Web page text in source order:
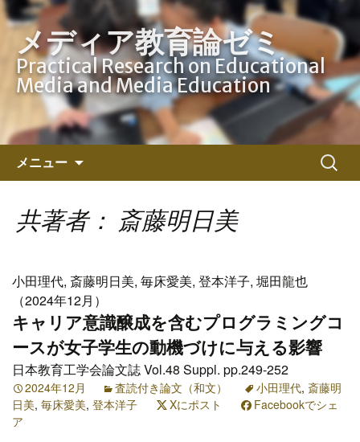
メディア教育論ゼミ
Practical Research on Educational
Media and Media Education
メニュー
ン
ツ
キ
ッ
プ
検
索:
共著者： 斎藤明日美
小田理代, 斎藤明日美, 毎床愛美, 登本洋子, 堀田龍也
（2024年12月）
キャリア意識醸成を含むプログラミングコ
ースが女子学生の動機づけに与える影響
日本教育工学会論文誌 Vol.48 Suppl. pp.249-252
2024年12月 査読付き論文（和文） 小田理代, 斎藤明
日美, 毎床愛美, 登本洋子 Xにポスト
Facebookでシェ
ア